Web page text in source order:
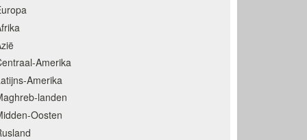
Amerika
Amerika
landen
Oosten